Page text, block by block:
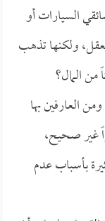
السيارات أو
ولكنها تذهب
المال؟
العارفين بها
غير صحيح،
بأسباب عدم